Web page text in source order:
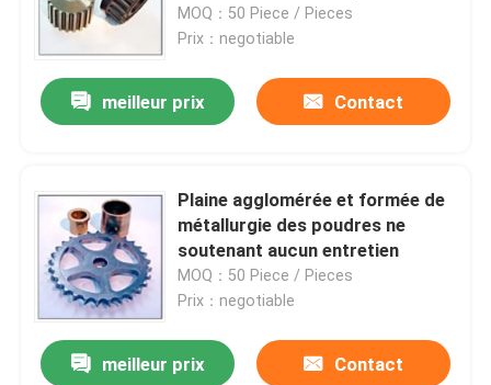
industriel
MOQ：50 Piece / Pieces
Prix：negotiable
meilleur prix Contact
Plaine agglomérée et formée de
métallurgie des poudres ne
soutenant aucun entretien
MOQ：50 Piece / Pieces
Prix：negotiable
meilleur prix Contact